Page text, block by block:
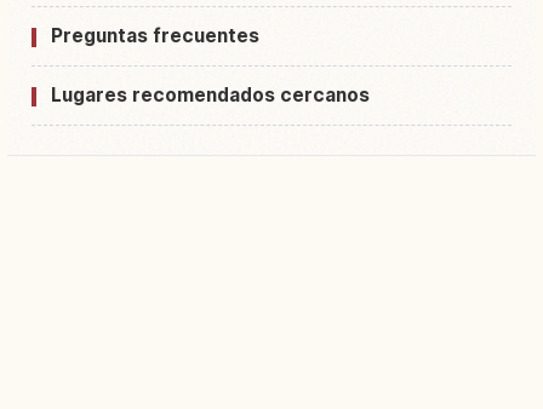
Preguntas frecuentes
Lugares recomendados cercanos